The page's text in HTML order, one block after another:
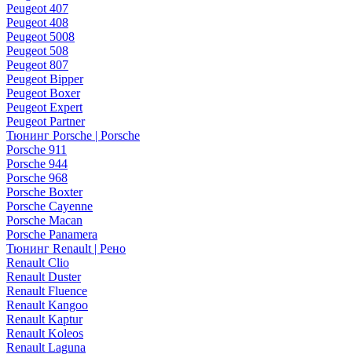
Peugeot 407
Peugeot 408
Peugeot 5008
Peugeot 508
Peugeot 807
Peugeot Bipper
Peugeot Boxer
Peugeot Expert
Peugeot Partner
Тюнинг Porsche | Porsche
Porsche 911
Porsche 944
Porsche 968
Porsche Boxter
Porsche Cayenne
Porsche Macan
Porsche Panamera
Тюнинг Renault | Рено
Renault Clio
Renault Duster
Renault Fluence
Renault Kangoo
Renault Kaptur
Renault Koleos
Renault Laguna